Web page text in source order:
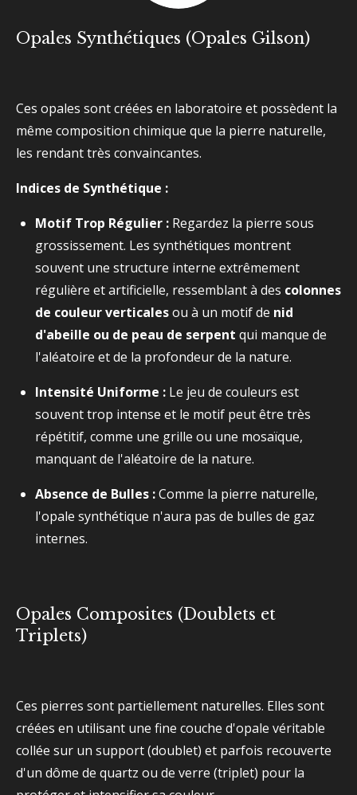
Opales Synthétiques (Opales Gilson)
Ces opales sont créées en laboratoire et possèdent la
même composition chimique que la pierre naturelle,
les rendant très convaincantes.
Indices de Synthétique :
Motif Trop Régulier : Regardez la pierre sous
grossissement. Les synthétiques montrent
souvent une structure interne extrêmement
régulière et artificielle, ressemblant à des colonnes
de couleur verticalesou à un motif de nid
d'abeille ou de peau de serpent qui manque de
l'aléatoire et de la profondeur de la nature.
Intensité Uniforme : Le jeu de couleurs est
souvent trop intense et le motif peut être très
répétitif, comme une grille ou une mosaïque,
manquant de l'aléatoire de la nature.
Absence de Bulles :Comme la pierre naturelle,
l'opale synthétique n'aura pas de bulles de gaz
internes.
Opales Composites (Doublets et
Triplets)
Ces pierres sont partiellement naturelles. Elles sont
créées en utilisant une fine couche d'opale véritable
collée sur un support (doublet) et parfois recouverte
d'un dôme de quartz ou de verre (triplet) pour la